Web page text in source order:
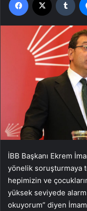
İBB Başkanı Ekrem
yönelik soruşturmaya
hepimizin ve
yüksek seviyede
okuyorum” diyen